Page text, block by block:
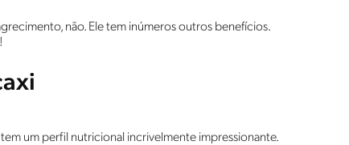
não. Ele tem inúmeros outros benefícios.
um perfil nutricional incrivelmente impressionante.